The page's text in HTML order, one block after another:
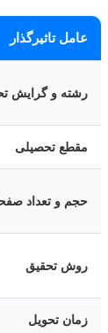
عامل تاثیرگذار
رشته و گرایش
مقطع تحصیلی
حجم و تعداد
روش تحقیق
زمان تحویل